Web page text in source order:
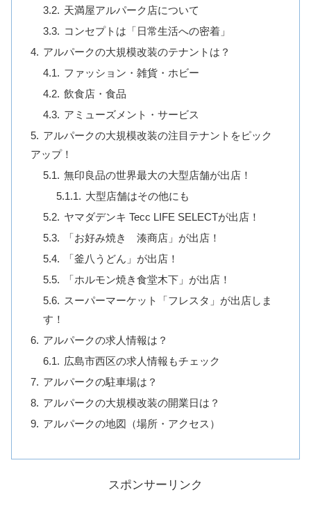
天満屋アルパーク店について
コンセプトは「日常生活への密着」
アルパークの大規模改装のテナントは？
ファッション・雑貨・ホビー
飲食店・食品
アミューズメント・サービス
アルパークの大規模改装の注目テナントをピック
アップ！
無印良品の世界最大の大型店舗が出店！
大型店舗はその他にも
ヤマダデンキ Tecc LIFE SELECTが出店！
「お好み焼き 湊商店」が出店！
「釜八うどん」が出店！
「ホルモン焼き食堂木下」が出店！
スーパーマーケット「フレスタ」が出店しま
す！
アルパークの求人情報は？
広島市西区の求人情報もチェック
アルパークの駐車場は？
アルパークの大規模改装の開業日は？
アルパークの地図（場所・アクセス）
スポンサーリンク